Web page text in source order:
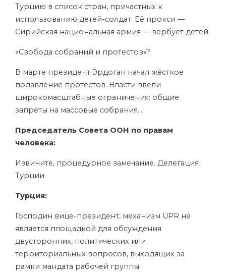
Турцию в список стран, причастных к
использованию детей-солдат. Её прокси —
Сирийская национальная армия — вербует детей.
«Свобода собраний и протестов»?
В марте президент Эрдоган начал жёсткое
подавление протестов. Власти ввели
широкомасштабные ограничения: общие
запреты на массовые собрания…
Председатель Совета ООН по правам
человека:
Извините, процедурное замечание. Делегация
Турции.
Турция:
Господин вице-президент, механизм UPR не
является площадкой для обсуждения
двусторонних, политических или
территориальных вопросов, выходящих за
рамки мандата рабочей группы.